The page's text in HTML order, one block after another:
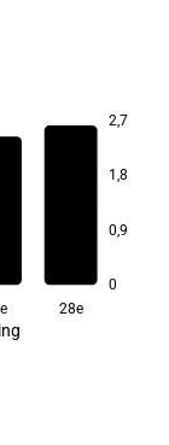
2,7
1,8
0,9
0
28e